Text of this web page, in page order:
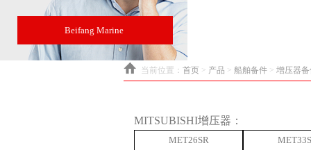
Beifang Marine
当前位置： 首页 > 产品 > 船舶备件 > 增压器
MITSUBISHI增压器：
MET26SR